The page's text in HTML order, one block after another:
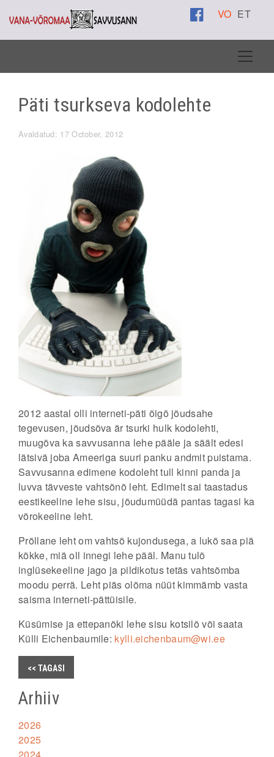
VO ET
Päti tsurkseva kodolehte
Avaldatud: 17 October, 2012
2012 aastal olli interneti-päti õigõ jõudsahe
tegevusen, jõudsõva är tsurki hulk kodolehti,
muugõva ka savvusanna lehe pääle ja säält edesi
lätsivä joba Ameeriga suuri panku andmit puistama.
Savvusanna edimene kodoleht tull kinni panda ja
luvva tävveste vahtsõnõ leht. Edimelt sai taastadus
eestikeeline lehe sisu, jõudumüüdä pantas tagasi ka
võrokeeline leht.
Prõllane leht om vahtsõ kujondusega, a lukõ saa piä
kõkke, miä oll innegi lehe pääl. Manu tulõ
inglüsekeeline jago ja pildikotus tetäs vahtsõmba
moodu perrä. Leht piäs olõma nüüt kimmämb vasta
saisma interneti-pättüisile.
Küsümise ja ettepanõki lehe sisu kotsilõ või saata
Külli Eichenbaumile: kylli.eichenbaum@wi.ee
<< TAGASI
Arhiiv
2026
2025
2024